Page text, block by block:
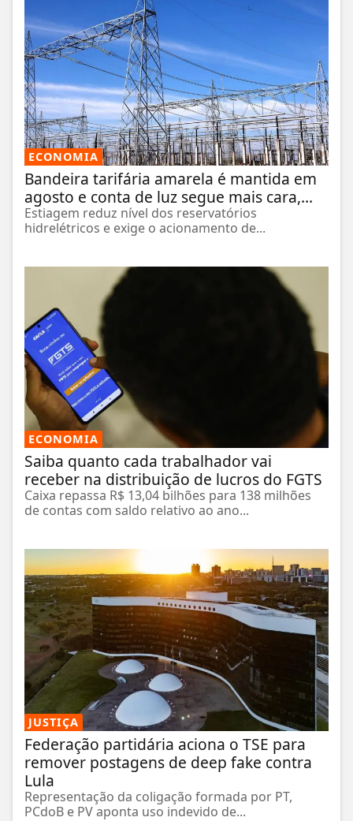
ECONOMIA
Bandeira tarifária amarela é mantida em
agosto e conta de luz segue mais cara,...
Estiagem reduz nível dos reservatórios
hidrelétricos e exige o acionamento de...
ECONOMIA
Saiba quanto cada trabalhador vai
receber na distribuição de lucros do FGTS
Caixa repassa R$ 13,04 bilhões para 138 milhões
de contas com saldo relativo ao ano...
JUSTIÇA
Federação partidária aciona o TSE para
remover postagens de deep fake contra
Lula
Representação da coligação formada por PT,
PCdoB e PV aponta uso indevido de...